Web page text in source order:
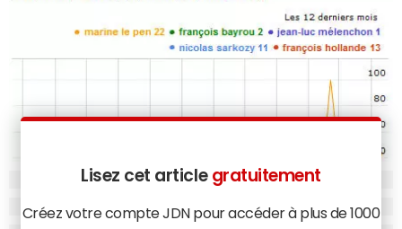
Lisez cet article gratuitement
Créez votre compte JDN pour accéder à plus de 1000